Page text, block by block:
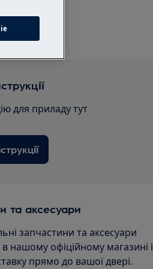
для приладу тут
та аксесуари
запчастини та аксесуари
в нашому офіційному магазині і
прямо до вашої двері.